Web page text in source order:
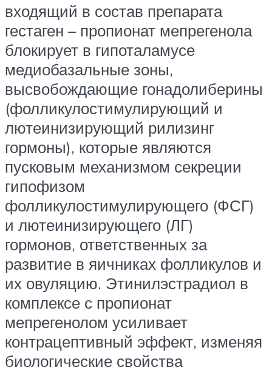
входящий в состав препарата
гестаген – пропионат мепрегенола
блокирует в гипоталамусе
медиобазальные зоны,
высвобождающие гонадолиберины
(фолликулостимулирующий и
лютеинизирующий рилизинг
гормоны), которые являются
пусковым механизмом секреции
гипофизом
фолликулостимулирующего (ФСГ)
и лютеинизирующего (ЛГ)
гормонов, ответственных за
развитие в яичниках фолликулов и
их овуляцию. Этинилэстрадиол в
комплексе с пропионат
мепрегенолом усиливает
контрацептивный эффект, изменяя
биологические свойства